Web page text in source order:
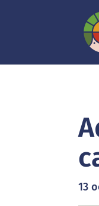
13